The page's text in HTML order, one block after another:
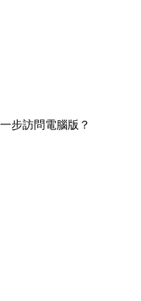
步訪問電腦版？